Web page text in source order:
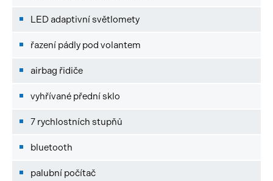
LED adaptivní světlomety
řazení pádly pod volantem
airbag řidiče
vyhřívané přední sklo
7 rychlostních stupňů
bluetooth
palubní počítač